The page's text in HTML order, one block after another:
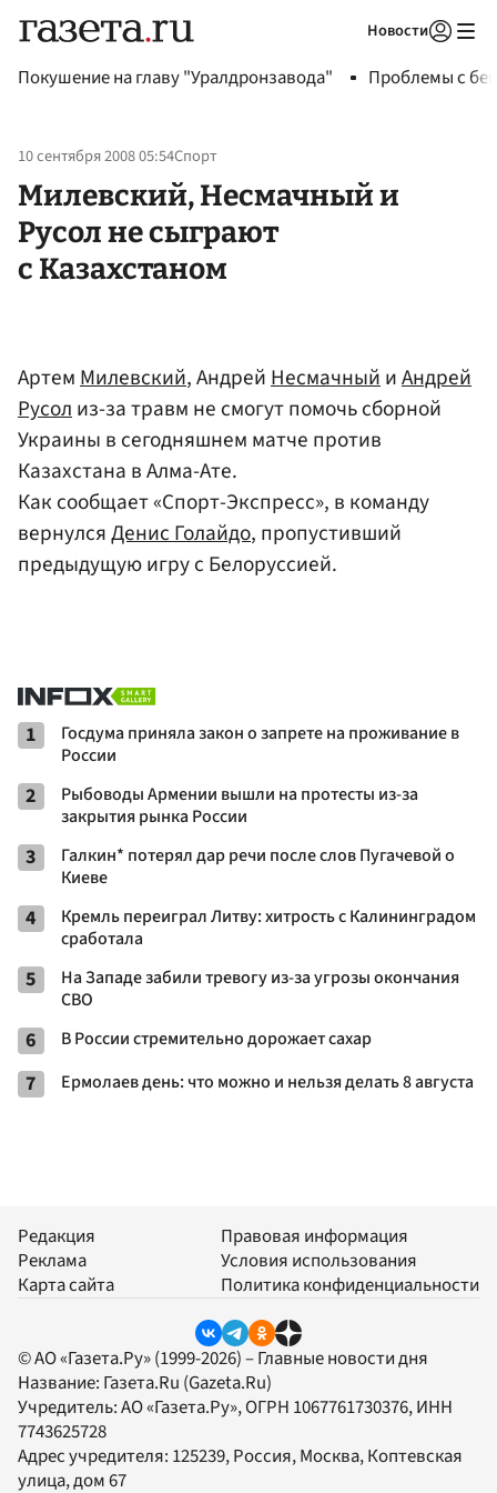
Новости
Покушение на главу "Уралдронзавода" Проблемы с
10 сентября 2008 05:54Спорт
Милевский, Несмачный и
Русол не сыграют
с Казахстаном
АртемМилевский, АндрейНесмачныйиАндрей
Русолиз-за травм не смогут помочь сборной
Украины в сегодняшнем матче против
Казахстана в Алма-Ате.
Как сообщает «Спорт-Экспресс», в команду
вернулсяДенис Голайдо, пропустивший
предыдущую игру с Белоруссией.
1
Госдума приняла закон о запрете на проживание в
России
2
Рыбоводы Армении вышли на протесты из-за
закрытия рынка России
3
Галкин* потерял дар речи после слов Пугачевой о
Киеве
4
Кремль переиграл Литву: хитрость с Калининградом
сработала
5
На Западе забили тревогу из-за угрозы окончания
СВО
6 В России стремительно дорожает сахар
7 Ермолаев день: что можно и нельзя делать 8 августа
Редакция
Реклама
Карта сайта
Правовая информация
Условия использования
Политика конфиденциальности
© АО «Газета.Ру» (1999-2026) – Главные новости дня
Название: Газета.Ru (Gazeta.Ru)
Учредитель:АО «Газета.Ру», ОГРН 1067761730376, ИНН
7743625728
Адрес учредителя: 125239, Россия, Москва, Коптевская
улица, дом 67